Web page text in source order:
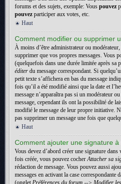
forums et des sujets, exemple: Vous pouvez
pouvez participer aux votes, etc.
Haut
Comment modifier ou supprimer
À moins d’être administrateur ou
supprimer que vos propres messages. Vous
(quelquefois dans une durée limitée après
éditer du message correspondant. Si
petit texte s’affichera en bas du message
fois qu’il a été modifié ainsi que la date et
message n’apparaîtra pas si un modérateur
message, cependant ils ont la possibilité de
modifié le message de leur propre initiative.
pas supprimer un message une fois que
Haut
Comment ajouter une signature
Vous devez d’abord créer une signature
fois créée, vous pouvez cocherAttacher sa
rédaction de message. Vous pouvez aussi
messages en activant la case correspondante
(ongletPréférences du forum --> Modifier